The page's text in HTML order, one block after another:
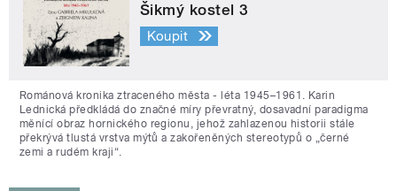
Šikmý kostel 3
Koupit
Románová kronika ztraceného města - léta 1945–1961. Karin
Lednická předkládá do značné míry převratný, dosavadní paradigma
měnící obraz hornického regionu, jehož zahlazenou historii stále
překrývá tlustá vrstva mýtů a zakořeněných stereotypů o „černé
zemi a rudém kraji“.